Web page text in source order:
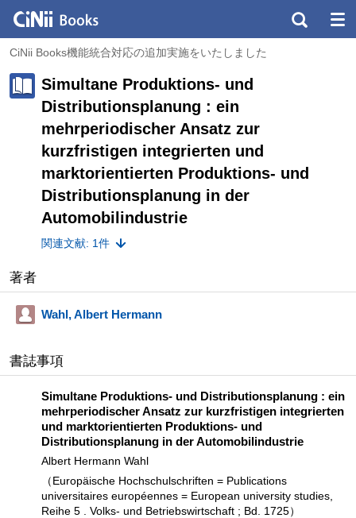
CiNii Books機能統合対応の追加実施をいたしました
Simultane Produktions- und
Distributionsplanung : ein
mehrperiodischer Ansatz zur
kurzfristigen integrierten und
marktorientierten Produktions- und
Distributionsplanung in der
Automobilindustrie
関連文献: 1件
著者
Wahl, Albert Hermann
書誌事項
Simultane Produktions- und Distributionsplanung : ein
mehrperiodischer Ansatz zur kurzfristigen integrierten
und marktorientierten Produktions- und
Distributionsplanung in der Automobilindustrie
Albert Hermann Wahl
（Europäische Hochschulschriften = Publications
universitaires européennes = European university studies,
Reihe 5 . Volks- und Betriebswirtschaft ; Bd. 1725）